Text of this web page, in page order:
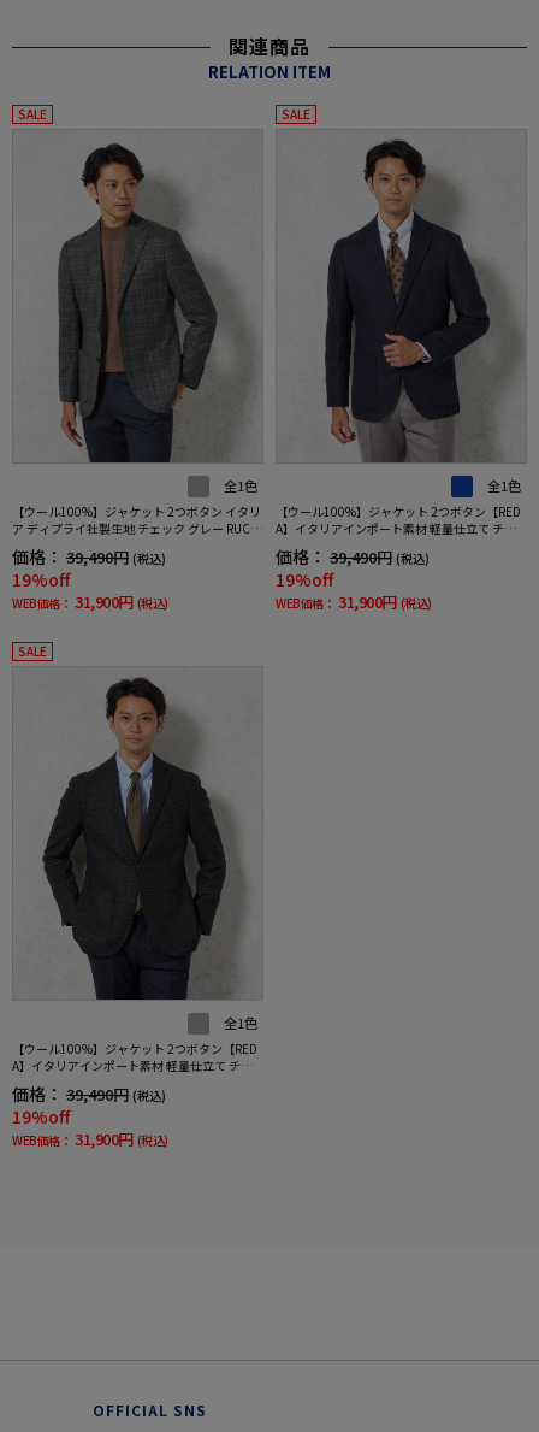
関連商品
RELATION ITEM
SALE
全1色
【ウール100%】ジャケット 2つボタン イタリ
ア ディプライ社製生地 チェック グレー RUCK
EN BACCHAR 秋冬
価格： 39,490円 (税込)
19%off
WEB価格： 31,900円 (税込)
SALE
全1色
【ウール100%】ジャケット 2つボタン【RED
A】イタリアインポート素材 軽量仕立て チェ
ック ネイビー RUCKEN BACCHAR 秋冬
価格： 39,490円 (税込)
19%off
WEB価格： 31,900円 (税込)
SALE
全1色
【ウール100%】ジャケット 2つボタン【RED
A】イタリアインポート素材 軽量仕立て チェ
ック グレー RUCKEN BACCHAR 秋冬
価格： 39,490円 (税込)
19%off
WEB価格： 31,900円 (税込)
OFFICIAL SNS